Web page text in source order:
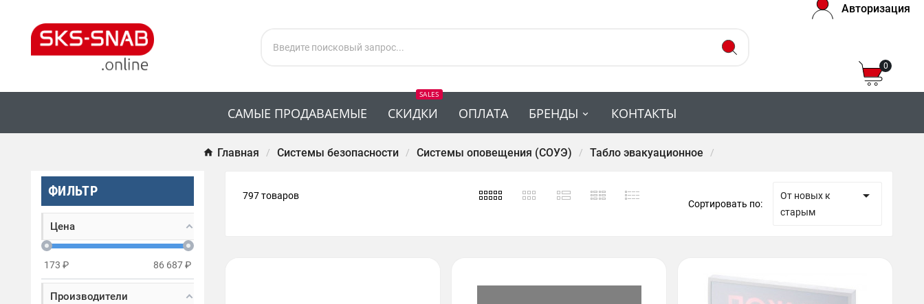
Авторизация
0
САМЫЕ ПРОДАВАЕМЫЕ СКИДКИ
SALES
ОПЛАТА БРЕНДЫ КОНТАКТЫ
Главная Системы безопасности Системы оповещения (СОУЭ) Табло эвакуационное
ФИЛЬТР
Цена
173 ₽ 86 687₽
Производители
797 товаров
Сортировать по:
От новых к
старым
